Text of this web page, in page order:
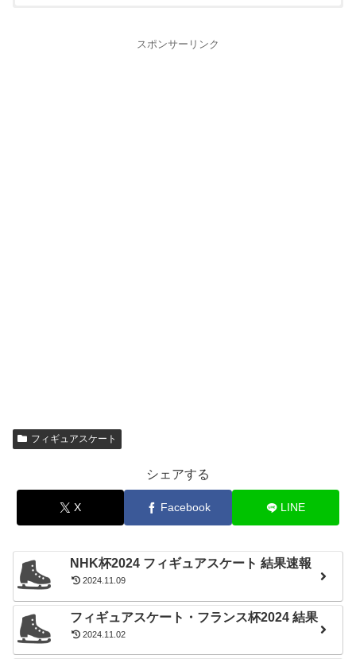
スポンサーリンク
フィギュアスケート
シェアする
X Facebook LINE
NHK杯2024 フィギュアスケート 結果速報
2024.11.09
フィギュアスケート・フランス杯2024 結果
2024.11.02